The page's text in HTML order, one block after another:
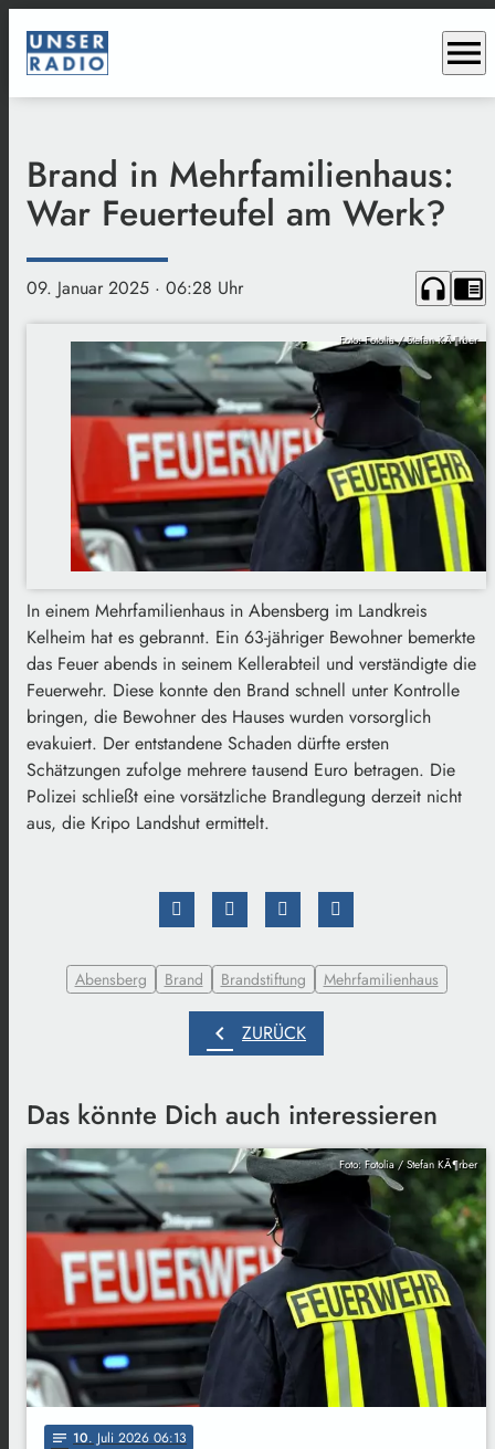
menu
Brand in Mehrfamilienhaus:
War Feuerteufel am Werk?
09. Januar 2025 · 06:28 Uhr headphones chrome_reader_mode
Foto: Fotolia / Stefan KÃ¶rber
In einem Mehrfamilienhaus in Abensberg im Landkreis
Kelheim hat es gebrannt. Ein 63-jähriger Bewohner bemerkte
das Feuer abends in seinem Kellerabteil und verständigte die
Feuerwehr. Diese konnte den Brand schnell unter Kontrolle
bringen, die Bewohner des Hauses wurden vorsorglich
evakuiert. Der entstandene Schaden dürfte ersten
Schätzungen zufolge mehrere tausend Euro betragen. Die
Polizei schließt eine vorsätzliche Brandlegung derzeit nicht
aus, die Kripo Landshut ermittelt.
Abensberg Brand Brandstiftung Mehrfamilienhaus
chevron_left ZURÜCK
Das könnte Dich auch interessieren
Foto: Fotolia / Stefan KÃ¶rber
notes 10. Juli 2026 06:13